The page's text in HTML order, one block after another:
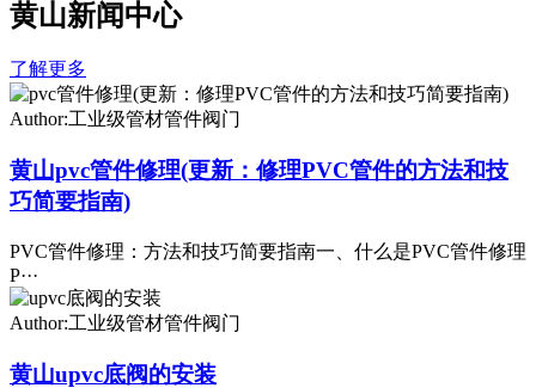
黄山新闻中心
了解更多
Author:工业级管材管件阀门
黄山pvc管件修理(更新：修理PVC管件的方法和技
巧简要指南)
PVC管件修理：方法和技巧简要指南一、什么是PVC管件修理
P···
Author:工业级管材管件阀门
黄山upvc底阀的安装